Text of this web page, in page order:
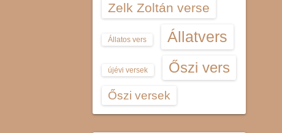
Zelk Zoltán verse
Állatos vers Állatvers
újévi versek Őszi vers
Őszi versek